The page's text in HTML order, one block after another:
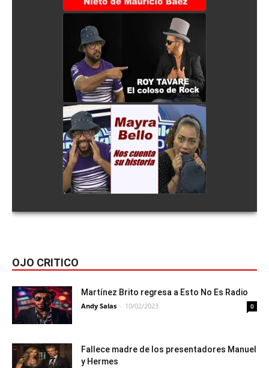
ROY TAVARE: El coloso de
Rock, Merengue y la
Bachata Dominicana
watch video
Mayra Bello su vida y
trayectoria musical
OJO CRITICO
Martínez Brito regresa a Esto No Es Radio
Andy Salas - 10/02/2023 0
Fallece madre de los presentadores Manuel
y Hermes